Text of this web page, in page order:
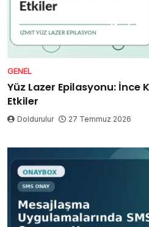
GENEL
Yüz Lazer Epilasyonu: İnce
Etkiler
Doldurulur 27 Temmuz 2026